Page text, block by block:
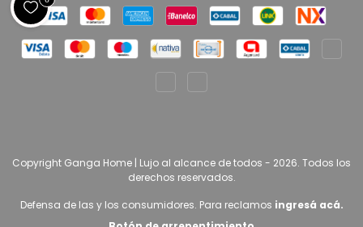
Copyright Ganga Home | Lujo al alcance de todos - 2026. Todos los
derechos reservados.
Defensa de las y los consumidores. Para reclamos ingresá acá.